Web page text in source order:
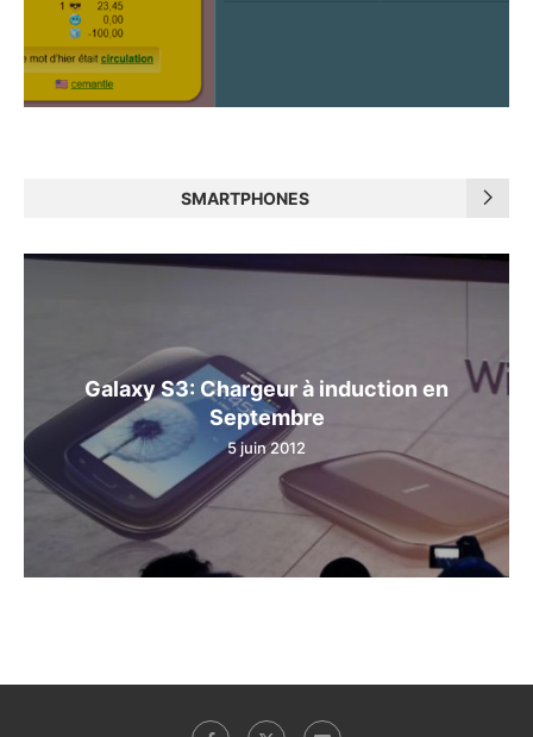
SMARTPHONES
Galaxy S3: Chargeur à induction en
Septembre
5 juin 2012